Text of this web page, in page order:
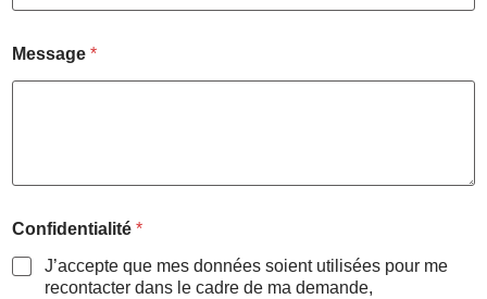
Message *
o
m
T
Confidentialité *
J’accepte que mes données soient utilisées pour me
recontacter dans le cadre de ma demande,